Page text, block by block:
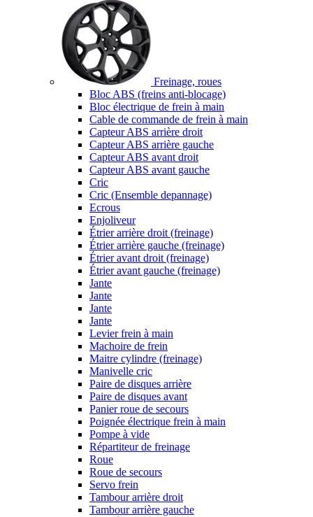
Freinage, roues
Bloc ABS (freins anti-blocage)
Bloc électrique de frein à main
Cable de commande de frein à main
Capteur ABS arrière droit
Capteur ABS arrière gauche
Capteur ABS avant droit
Capteur ABS avant gauche
Cric
Cric (Ensemble depannage)
Ecrous
Enjoliveur
Étrier arrière droit (freinage)
Étrier arrière gauche (freinage)
Étrier avant droit (freinage)
Étrier avant gauche (freinage)
Jante
Jante
Jante
Jante
Levier frein à main
Machoire de frein
Maitre cylindre (freinage)
Manivelle cric
Paire de disques arrière
Paire de disques avant
Panier roue de secours
Poignée électrique frein à main
Pompe à vide
Répartiteur de freinage
Roue
Roue de secours
Servo frein
Tambour arrière droit
Tambour arrière gauche